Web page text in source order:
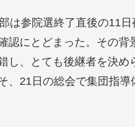
は参院選終了直後の11日
認にとどまった。その
し、とても後継者を決
、21日の総会で集団指